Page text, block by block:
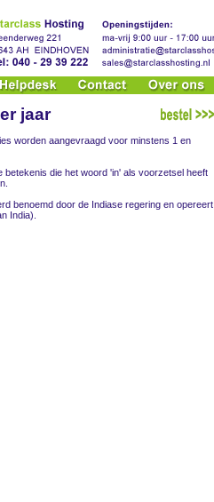
jaar
worden aangevraagd voor minstens 1 en
betekenis die het woord 'in' als voorzetsel heeft
benoemd door de Indiase regering en opereert
India).